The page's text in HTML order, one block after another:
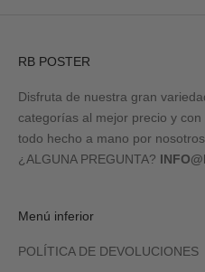
RB POSTER
Disfruta de nuestra gran
categorías al mejor precio y
todo hecho a mano por
¿ALGUNA PREGUNTA?
Menú inferior
POLÍTICA DE DEVOLUCIONES